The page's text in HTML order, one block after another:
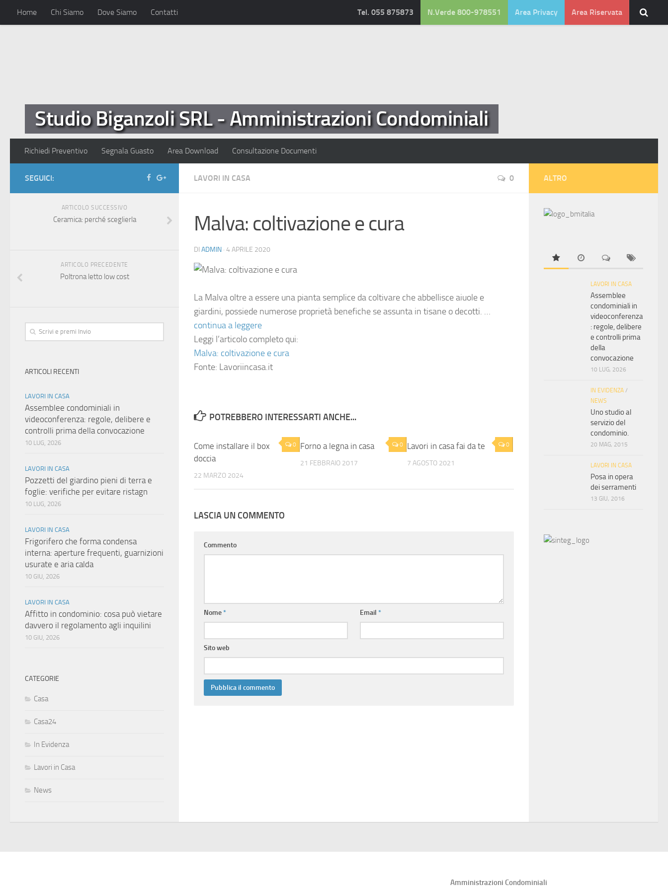
Home Chi Siamo Dove Siamo Contatti Area Riservata
Area Privacy
N.Verde 800-978551
Tel. 055 875873
Studio Biganzoli SRL - Amministrazioni Condominiali
Richiedi Preventivo Segnala Guasto Area Download Consultazione Documenti
LAVORI IN CASA 0
Malva: coltivazione e cura
DI ADMIN · 4 APRILE 2020
La Malva oltre a essere una pianta semplice da coltivare che abbellisce aiuole e
giardini, possiede numerose proprietà benefiche se assunta in tisane o decotti. …
continua a leggere
Leggi l’articolo completo qui:
Malva: coltivazione e cura
Fonte: Lavoriincasa.it
POTREBBERO INTERESSARTI ANCHE...
0
Come installare il box
doccia
22 MARZO 2024
0
Forno a legna in casa
21 FEBBRAIO 2017
0
Lavori in casa fai da te
7 AGOSTO 2021
LASCIA UN COMMENTO
Commento
Nome* Email*
Sito web
SEGUICI:
ARTICOLO SUCCESSIVO
Ceramica: perché sceglierla
ARTICOLO PRECEDENTE
Poltrona letto low cost
ARTICOLI RECENTI
LAVORI IN CASA
Assemblee condominiali in
videoconferenza: regole, delibere e
controlli prima della convocazione
10 LUG, 2026
LAVORI IN CASA
Pozzetti del giardino pieni di terra e
foglie: verifiche per evitare ristagn
10 LUG, 2026
LAVORI IN CASA
Frigorifero che forma condensa
interna: aperture frequenti, guarnizioni
usurate e aria calda
10 GIU, 2026
LAVORI IN CASA
Affitto in condominio: cosa può vietare
davvero il regolamento agli inquilini
10 GIU, 2026
CATEGORIE
Casa
Casa24
In Evidenza
Lavori in Casa
News
ALTRO
LAVORI IN CASA
Assemblee
condominiali in
videoconferenza
: regole, delibere
e controlli prima
della
convocazione
10 LUG, 2026
IN EVIDENZA /
NEWS
Uno studio al
servizio del
condominio.
20 MAG, 2015
LAVORI IN CASA
Posa in opera
dei serramenti
13 GIU, 2016
Amministrazioni Condominiali